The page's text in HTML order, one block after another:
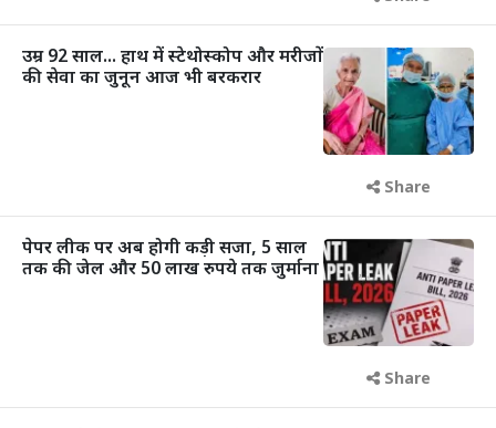
उम्र 92 साल... हाथ में स्टेथोस्कोप और मरीजों
की सेवा का जुनून आज भी बरकरार
Share
पेपर लीक पर अब होगी कड़ी सजा, 5 साल
तक की जेल और 50 लाख रुपये तक जुर्माना
Share